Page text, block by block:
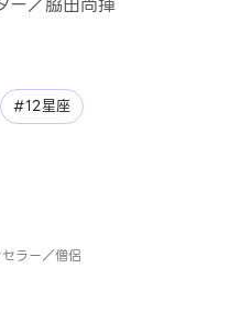
#12星座
ラー／僧侶